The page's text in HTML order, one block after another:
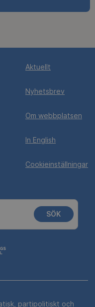
Aktuellt
Nyhetsbrev
Om webbplatsen
In English
Cookieinställningar
SÖK
partipolitiskt och